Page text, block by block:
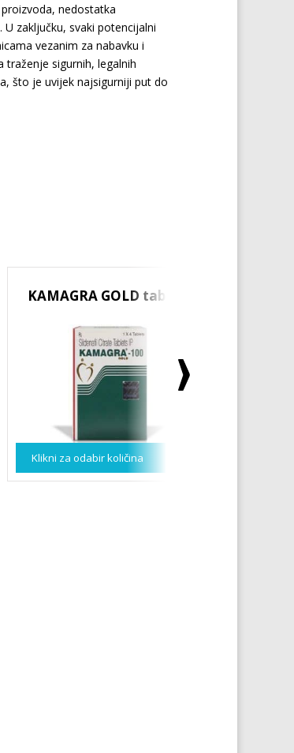
nedostatka
zaključku, svaki potencijalni
vezanim za nabavku i
sigurnih, legalnih
što je uvijek najsigurniji put do
KAMAGRA GOLD tablete